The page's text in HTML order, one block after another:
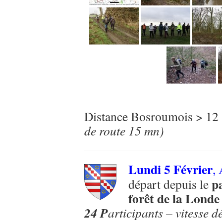
Distance Bosroumois >
de route 15 mn)
Lundi 5 Février,
départ depuis le
forêt de la Londe
24 Participants – vitesse